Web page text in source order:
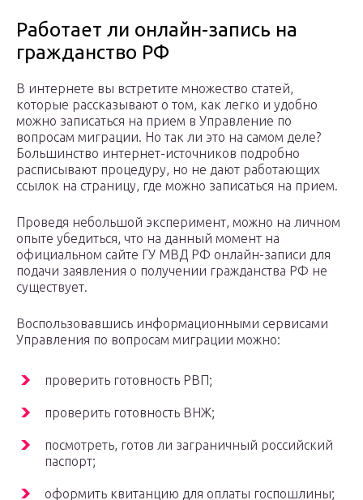
Работает ли онлайн-запись на
гражданство РФ
В интернете вы встретите множество статей,
которые рассказывают о том, как легко и удобно
можно записаться на прием в Управление по
вопросам миграции. Но так ли это на самом деле?
Большинство интернет-источников подробно
расписывают процедуру, но не дают работающих
ссылок на страницу, где можно записаться на прием.
Проведя небольшой эксперимент, можно на личном
опыте убедиться, что на данный момент на
официальном сайте ГУ МВД РФ онлайн-записи для
подачи заявления о получении гражданства РФ не
существует.
Воспользовавшись информационными сервисами
Управления по вопросам миграции можно:
проверить готовность РВП;
проверить готовность ВНЖ;
посмотреть, готов ли заграничный российский
паспорт;
оформить квитанцию для оплаты госпошлины;